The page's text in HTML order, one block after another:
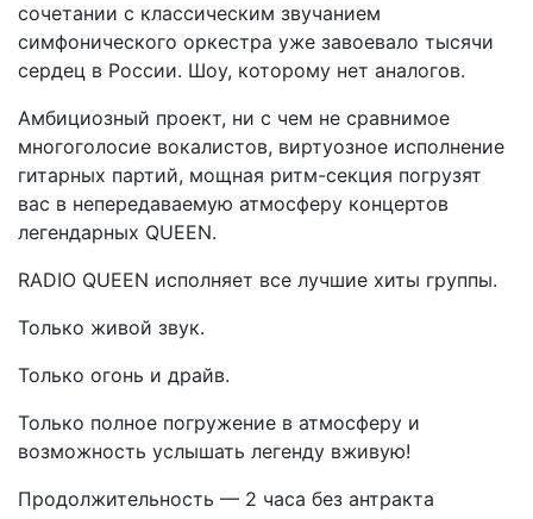
сочетании с классическим звучанием
симфонического оркестра уже завоевало тысячи
сердец в России. Шоу, которому нет аналогов.
Амбициозный проект, ни с чем не сравнимое
многоголосие вокалистов, виртуозное исполнение
гитарных партий, мощная ритм-секция погрузят
вас в непередаваемую атмосферу концертов
легендарных QUEEN.
RADIO QUEEN исполняет все лучшие хиты группы.
Только живой звук.
Только огонь и драйв.
Только полное погружение в атмосферу и
возможность услышать легенду вживую!
Продолжительность — 2 часа без антракта